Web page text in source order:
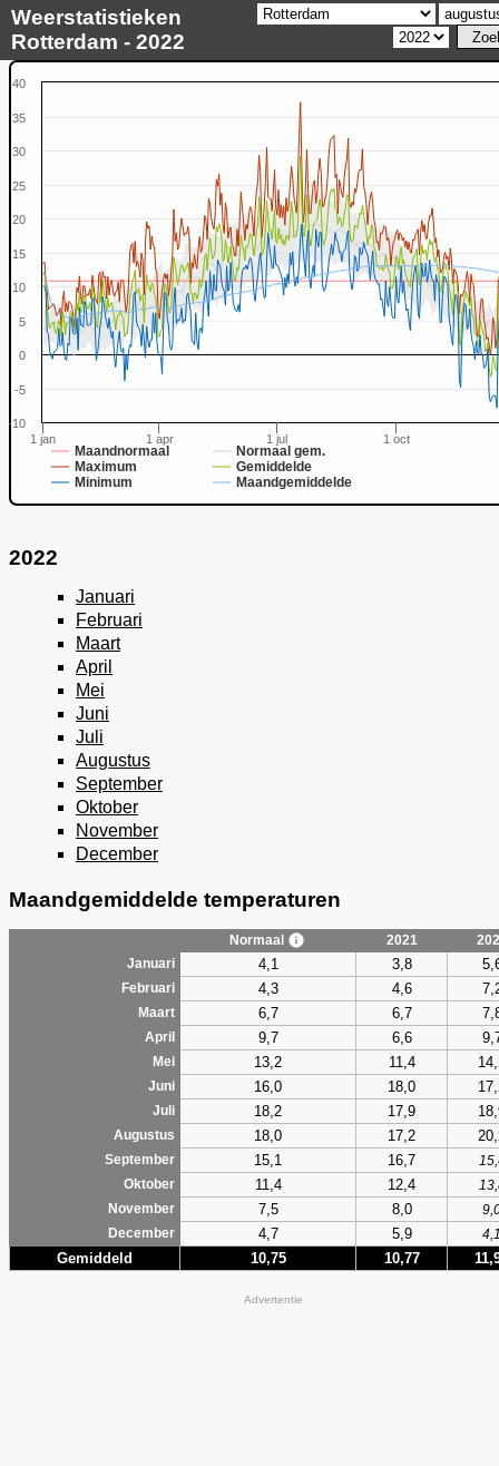
Weerstatistieken
Rotterdam - 2022
Maandnormaal
Normaal gem.
Maximum
Gemiddelde
Minimum
Maandgemiddelde
1 jan 1 apr 1 jul 1 oct
-10
-5
0
5
10
15
20
25
30
35
40
2022
Januari
Februari
Maart
April
Mei
Juni
Juli
Augustus
September
Oktober
November
December
Maandgemiddelde temperaturen
Normaal 2021
Januari
4,1 3,8
Februari 4,3 4,6
Maart 6,7 6,7
April 9,7 6,6
Mei 13,2 11,4
Juni 16,0 18,0
Juli 18,2 17,9
Augustus 18,0 17,2
September 15,1 16,7
Oktober
11,4 12,4
November
7,5 8,0
December
4,7 5,9
Gemiddeld 10,75 10,77
Advertentie